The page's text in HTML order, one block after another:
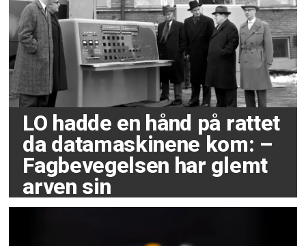
LO hadde en hånd på rattet
da datamaskinene kom: –
Fagbevegelsen har glemt
arven sin